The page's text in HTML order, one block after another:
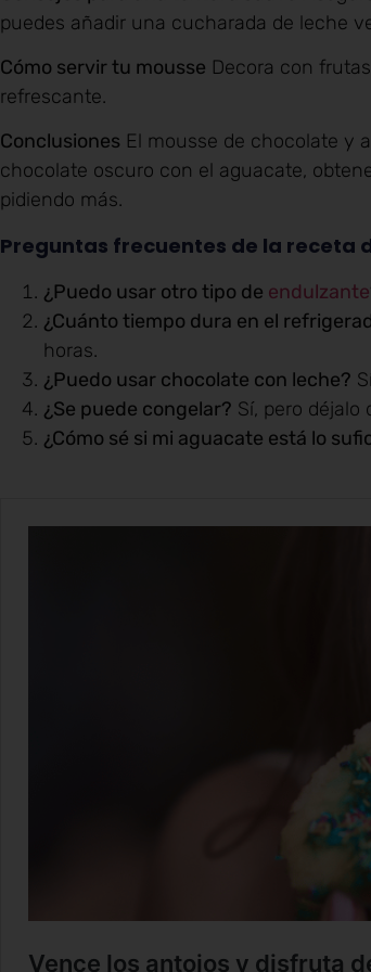
puedes añadir una cucharada de leche
Cómo servir tu mousse Decora con
refrescante.
Conclusiones El mousse de chocolate y
chocolate oscuro con el aguacate,
pidiendo más.
Preguntas frecuentes de la receta
¿Puedo usar otro tipo de endulzante
¿Cuánto tiempo dura en el
horas.
¿Puedo usar chocolate con leche?
¿Se puede congelar? Sí, pero
¿Cómo sé si mi aguacate está lo